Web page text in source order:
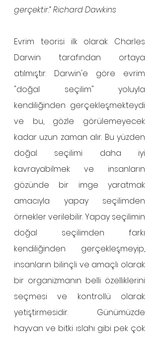
gerçektir.” Richard Dawkins
Evrim teorisi ilk olarak Charles
Darwin tarafından ortaya
atılmıştır. Darwin'e göre evrim
"doğal seçilim" yoluyla
kendiliğinden gerçekleşmekteydi
ve bu, gözle görülemeyecek
kadar uzun zaman alır. Bu yüzden
doğal seçilimi daha iyi
kavrayabilmek ve insanların
gözünde bir imge yaratmak
amacıyla yapay seçilimden
örnekler verilebilir. Yapay seçilimin
doğal seçilimden farkı
kendiliğinden gerçekleşmeyip,
insanların bilinçli ve amaçlı olarak
bir organizmanın belli özelliklerini
seçmesi ve kontrollü olarak
yetiştirmesidir. Günümüzde
hayvan ve bitki ıslahı gibi pek çok